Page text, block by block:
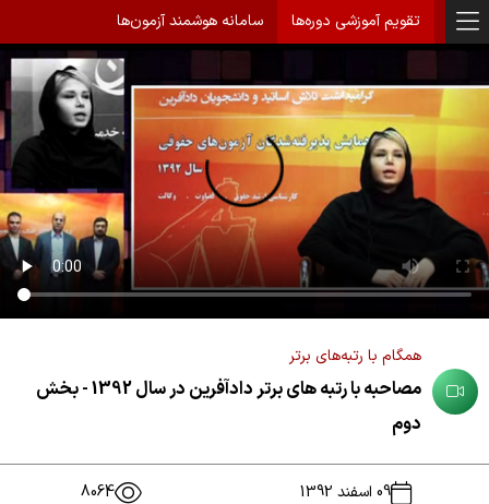
تقویم آموزشی دوره‌ها سامانه هوشمند آزمون‌ها
مصاحبه با رتبه های برتر دادآفرین در سال 1392 - بخش
دوم
همگام با رتبه‌های برتر
09 اسفند 1392
8064